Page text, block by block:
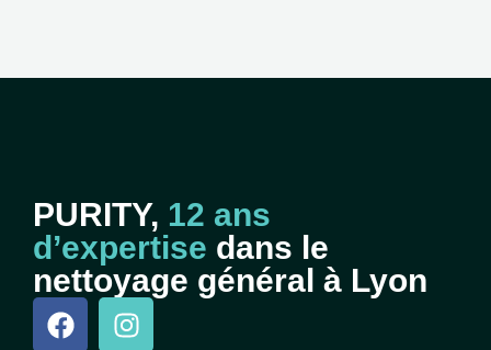
PURITY, 12 ans
d’expertise dans le
nettoyage général à Lyon